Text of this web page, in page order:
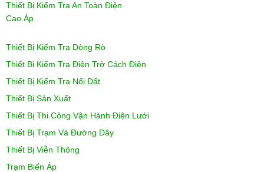
Thiết Bị Kiểm Tra An Toàn Điện
Cao Áp
Thiết Bị Kiểm Tra Dòng Rò
Thiết Bị Kiểm Tra Điện Trở Cách Điện
Thiết Bị Kiểm Tra Nối Đất
Thiết Bị Sản Xuất
Thiết Bị Thi Công Vận Hành Điện Lưới
Thiết Bị Trạm Và Đường Dây
Thiết Bị Viễn Thông
Trạm Biến Áp